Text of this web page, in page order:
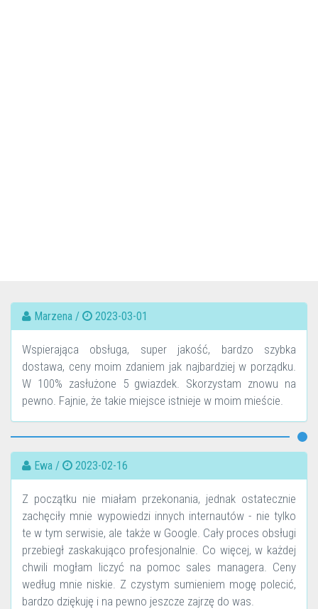
Marzena / 2023-03-01
Wspierająca obsługa, super jakość, bardzo szybka
dostawa, ceny moim zdaniem jak najbardziej w porządku.
W 100% zasłużone 5 gwiazdek. Skorzystam znowu na
pewno. Fajnie, że takie miejsce istnieje w moim mieście.
Ewa / 2023-02-16
Z początku nie miałam przekonania, jednak ostatecznie
zachęciły mnie wypowiedzi innych internautów - nie tylko
te w tym serwisie, ale także w Google. Cały proces obsługi
przebiegł zaskakująco profesjonalnie. Co więcej, w każdej
chwili mogłam liczyć na pomoc sales managera. Ceny
według mnie niskie. Z czystym sumieniem mogę polecić,
bardzo dziękuję i na pewno jeszcze zajrzę do was.